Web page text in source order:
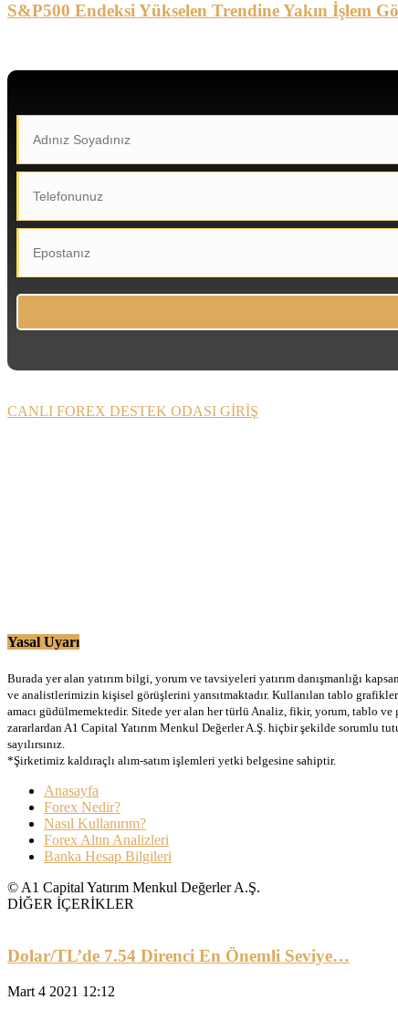
S&P500 Endeksi Yükselen Trendine Yakın İşlem
CANLI FOREX DESTEK ODASI GİRİŞ
Yasal Uyarı
Burada yer alan yatırım bilgi, yorum ve tavsiyeleri yatırım danışmanlığı
ve analistlerimizin kişisel görüşlerini yansıtmaktadır. Kullanılan tablo
amacı güdülmemektedir. Sitede yer alan her türlü Analiz, fikir, yorum, tablo
zararlardan A1 Capital Yatırım Menkul Değerler A.Ş. hiçbir şekilde sorumlu
sayılırsınız.
*Şirketimiz kaldıraçlı alım-satım işlemleri yetki belgesine sahiptir.
Anasayfa
Forex Nedir?
Nasıl Kullanırım?
Forex Altın Analizleri
Banka Hesap Bilgileri
© A1 Capital Yatırım Menkul Değerler A.Ş.
DİĞER İÇERİKLER
Dolar/TL’de 7.54 Direnci En Önemli Seviye…
Mart 4 2021 12:12